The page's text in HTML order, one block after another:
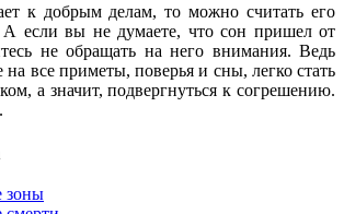
к добрым делам, то можно считать его
если вы не думаете, что сон пришел от
не обращать на него внимания. Ведь
все приметы, поверья и сны, легко стать
а значит, подвергнуться к согрешению.
зоны